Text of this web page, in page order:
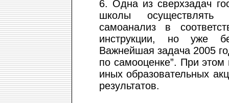
6. Одна из сверхзадач
школы осуществлять
самоанализ в
инструкции, но уже
Важнейшая задача 2005
по самооценке”. При
иных образовательных
результатов.